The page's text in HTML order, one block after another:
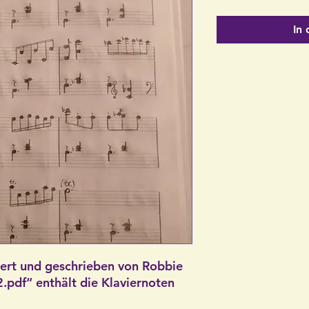
und geschrieben von Robbie
enthält die Klaviernoten
In